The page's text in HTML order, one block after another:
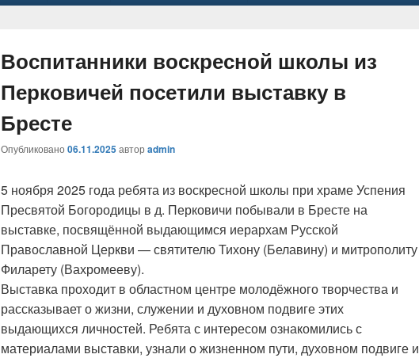
Воспитанники воскресной школы из
Перковичей посетили выставку в
Бресте
Опубликовано 06.11.2025автор admin
5 ноября 2025 года ребята из воскресной школы при храме Успения
Пресвятой Богородицы в д. Перковичи побывали в Бресте на
выставке, посвящённой выдающимся иерархам Русской
Православной Церкви — святителю Тихону (Белавину) и митрополиту
Филарету (Вахромееву).
Выставка проходит в областном центре молодёжного творчества и
рассказывает о жизни, служении и духовном подвиге этих
выдающихся личностей. Ребята с интересом ознакомились с
материалами выставки, узнали о жизненном пути, духовном подвиге и